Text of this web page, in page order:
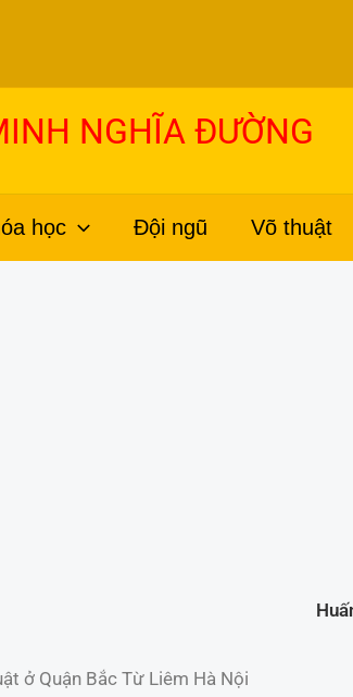
NGHĨA ĐƯỜNG
học Đội ngũ Võ thuật
ở Quận Bắc Từ Liêm Hà Nội